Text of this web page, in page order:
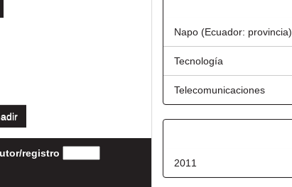
registro
Napo (Ecuador: provincia)
Tecnología
Telecomunicaciones
2011